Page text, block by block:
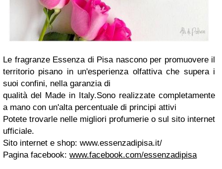
Le fragranze Essenza di Pisa nascono per promuovere il
territorio pisano in un'esperienza olfattiva che supera i
suoi confini, nella garanzia di
qualità del Made in Italy.Sono realizzate completamente
a mano con un'alta percentuale di principi attivi
Potete trovarle nelle migliori profumerie o sul sito internet
ufficiale.
Sito internet e shop: www.essenzadipisa.it/
Pagina facebook: www.facebook.com/essenzadipisa